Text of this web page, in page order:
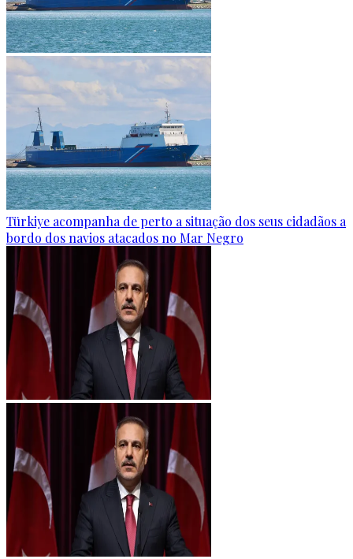
Türkiye acompanha de perto a situação dos seus cidadãos a
bordo dos navios atacados no Mar Negro